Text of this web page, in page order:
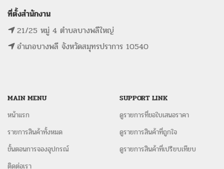
ที่ตั้งสำนักงาน
21/25 หมู่ 4 ตำบลบางพลีใหญ่
อำเภอบางพลี จังหวัดสมุทรปราการ 10540
MAIN MENU
หน้าแรก
รายการสินค้าทั้งหมด
ขั้นตอนการจองอุปกรณ์
ติดต่อเรา
SUPPORT LINK
ดูรายการที่ขอใบเสนอราคา
ดูรายการสินค้าที่ถูกใจ
ดูรายการสินค้าที่เปรียบเทียบ